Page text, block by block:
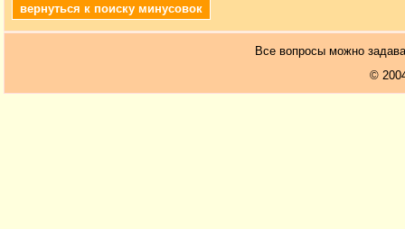
вернуться к поиску минусовок
Все вопросы можно
©